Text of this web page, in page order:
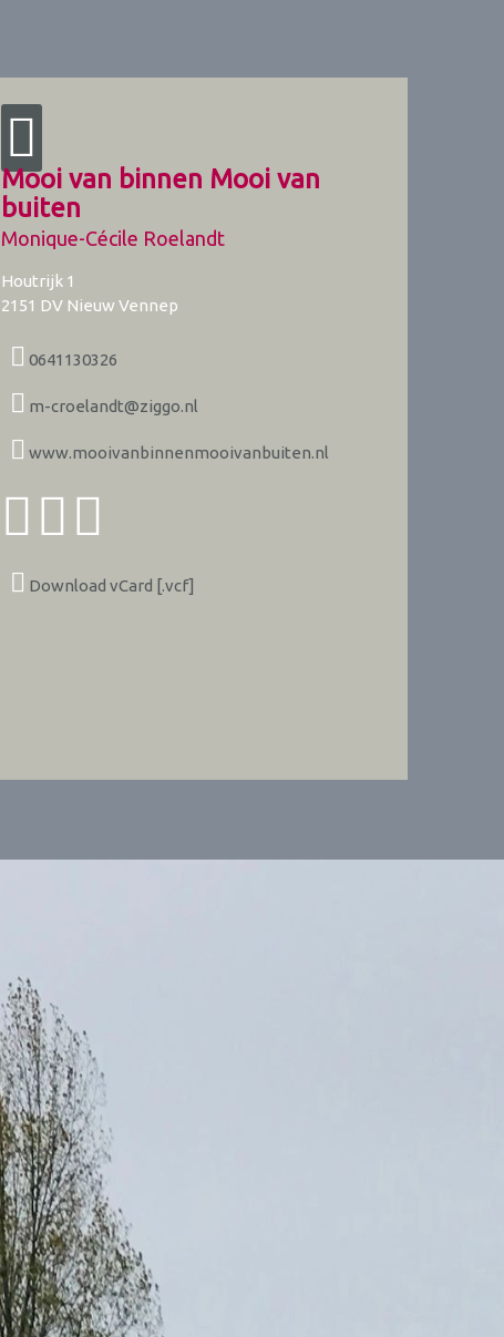
Mooi van binnen Mooi van
buiten
Monique-Cécile Roelandt
Houtrijk 1
2151 DV Nieuw Vennep
0641130326
m-croelandt@ziggo.nl
www.mooivanbinnenmooivanbuiten.nl
Download vCard [.vcf]